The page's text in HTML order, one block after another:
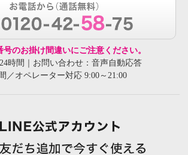
のお掛け間違いにご注意ください。
時間｜お問い合わせ：音声自動応答
／オペレーター対応 9:00～21:00